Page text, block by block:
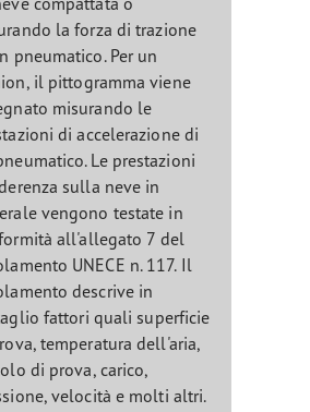
la forza di trazione
pneumatico. Per un
il pittogramma viene
misurando le
di accelerazione di
Le prestazioni
sulla neve in
vengono testate in
all'allegato 7 del
UNECE n. 117. Il
descrive in
fattori quali superficie
temperatura dell'aria,
di prova, carico,
velocità e molti altri.